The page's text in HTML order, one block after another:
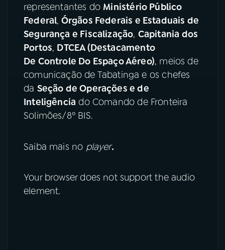
representantes do Ministério Público
Federal, Órgãos Federais e Estaduais de
Segurança e Fiscalização, Capitania dos
Portos, DTCEA (Destacamento
De Controle Do Espaço Aéreo), meios de
comunicação de Tabatinga e os chefes
da Seção de Operações e de
Inteligência do Comando de Fronteira
Solimões/8º BIS.
Saiba mais no player.
Your browser does not support the audio
element.